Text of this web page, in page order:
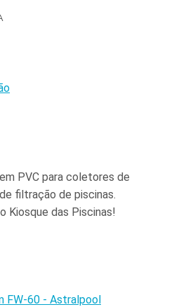
PVC para coletores de
filtração de piscinas.
Kiosque das Piscinas!